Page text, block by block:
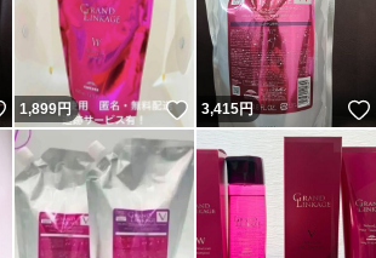
いいね！
1,899円 いいね！
3,415円